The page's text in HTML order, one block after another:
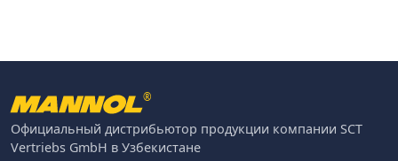
®
Официальный дистрибьютор продукции компании SCT
Vertriebs GmbH в Узбекистане